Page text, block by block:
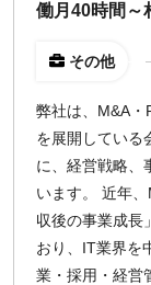
働月40時間～
その他
弊社は、M&A・
を展開している
に、経営戦略、
います。 近年
収後の事業成長
おり、IT業界を
業・採用・経営